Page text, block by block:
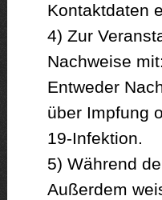
Kontaktdaten
4) Zur
Nachweise mit:
Entweder
über Impfung
19-Infektion.
5) Während
Außerdem